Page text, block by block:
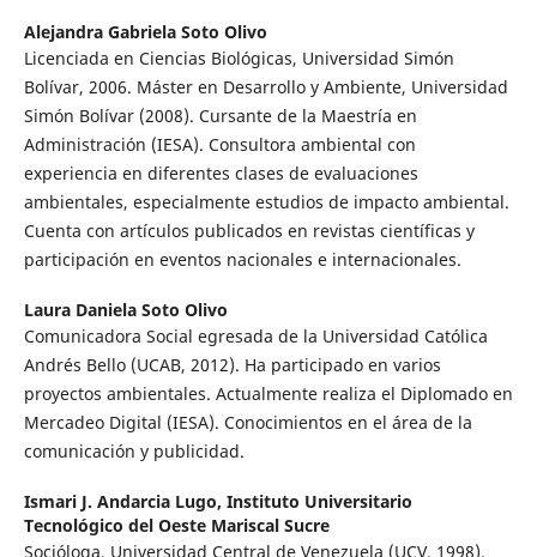
Alejandra Gabriela Soto Olivo
Licenciada en Ciencias Biológicas, Universidad Simón
Bolívar, 2006. Máster en Desarrollo y Ambiente, Universidad
Simón Bolívar (2008). Cursante de la Maestría en
Administración (IESA). Consultora ambiental con
experiencia en diferentes clases de evaluaciones
ambientales, especialmente estudios de impacto ambiental.
Cuenta con artículos publicados en revistas científicas y
participación en eventos nacionales e internacionales.
Laura Daniela Soto Olivo
Comunicadora Social egresada de la Universidad Católica
Andrés Bello (UCAB, 2012). Ha participado en varios
proyectos ambientales. Actualmente realiza el Diplomado en
Mercadeo Digital (IESA). Conocimientos en el área de la
comunicación y publicidad.
Ismari J. Andarcia Lugo, Instituto Universitario
Tecnológico del Oeste Mariscal Sucre
Socióloga, Universidad Central de Venezuela (UCV, 1998).